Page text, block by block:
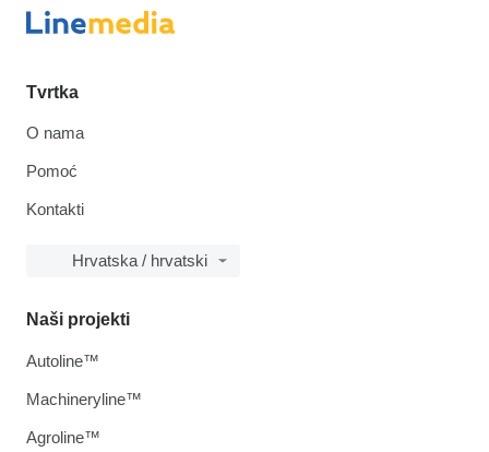
Tvrtka
O nama
Pomoć
Kontakti
Hrvatska / hrvatski
Naši projekti
Autoline™
Machineryline™
Agroline™